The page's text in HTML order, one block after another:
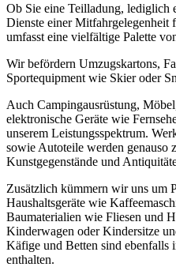
Ob Sie eine Teilladung, lediglich
Dienste einer Mitfahrgelegenheit
umfasst eine vielfältige Palette
Wir befördern Umzugskartons,
Sportequipment wie Skier oder
Auch Campingausrüstung,
elektronische Geräte wie
unserem Leistungsspektrum.
sowie Autoteile werden genauso
Kunstgegenstände und
Zusätzlich kümmern wir uns um
Haushaltsgeräte wie
Baumaterialien wie Fliesen und
Kinderwagen oder Kindersitze
Käfige und Betten sind ebenfalls
enthalten.